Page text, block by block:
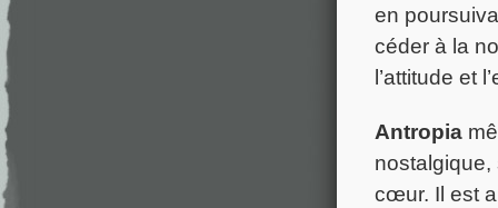
en
céder à la
l’attitude et
Antropia
cœur. Il est